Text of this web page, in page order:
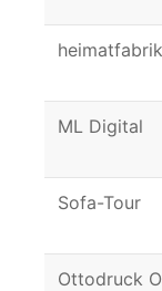
heimatfabrik
ML Digital
Sofa-Tour
Ottodruck